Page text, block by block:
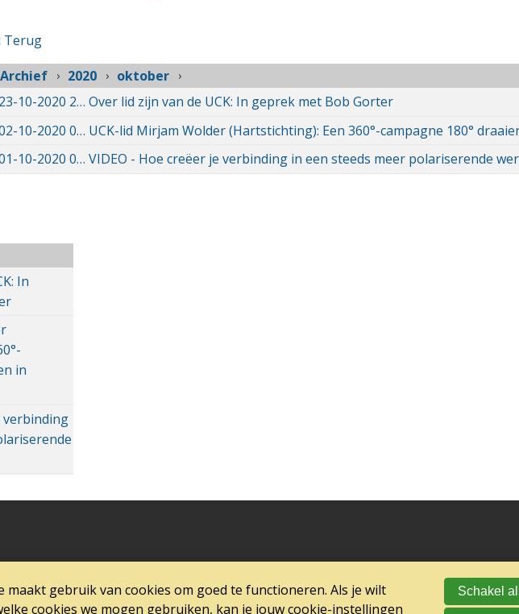
Terug
Archief
2020
oktober
23-10-2020 23-10-2020 16:08
Over lid zijn van de UCK: In geprek met Bob Gorter
10-2020 02-10-2020 17:31
UCK-lid Mirjam Wolder (Hartstichting): Een 360°-campagne 180°
10-2020 01-10-2020 21:08 VIDEO - Hoe creëer je verbinding in een steeds meer polariserende
In
in
verbinding
maakt gebruik van cookies om goed te functioneren. Als je wilt
cookies we mogen gebruiken, kan je jouw cookie-instellingen
Schakel